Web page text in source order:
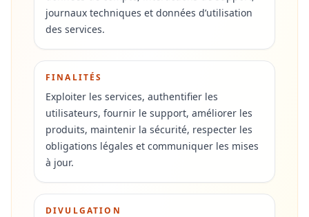
journaux techniques et données d’utilisation
des services.
FINALITÉS
Exploiter les services, authentifier les
utilisateurs, fournir le support, améliorer les
produits, maintenir la sécurité, respecter les
obligations légales et communiquer les mises
à jour.
DIVULGATION